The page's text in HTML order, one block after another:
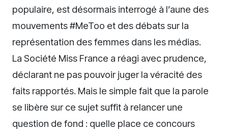
populaire, est désormais interrogé à l’aune des
mouvements #MeToo et des débats sur la
représentation des femmes dans les médias.
La Société Miss France a réagi avec prudence,
déclarant ne pas pouvoir juger la véracité des
faits rapportés. Mais le simple fait que la parole
se libère sur ce sujet suffit à relancer une
question de fond : quelle place ce concours